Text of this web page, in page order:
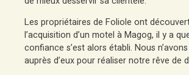
Les propriétaires de Foliole ont
l’acquisition d’un motel à Magog, il y a
confiance s’est alors établi. Nous
auprès d’eux pour réaliser notre rêve de